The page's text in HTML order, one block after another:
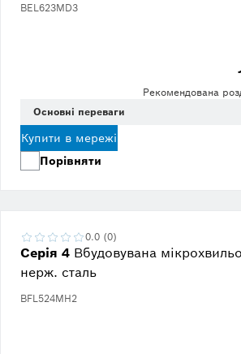
BEL623MD3
Рекомендована
Основні переваги
Купити в мережі
Порівняти
Серія 4 Вбудовувана
нерж. сталь
BFL524MH2
0.0 (0)